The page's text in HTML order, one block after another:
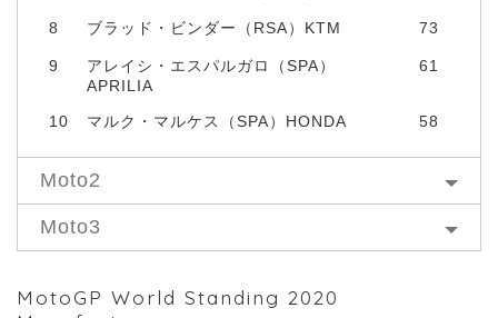
8 ブラッド・ビンダー（RSA）KTM 73
9
アレイシ・エスパルガロ（SPA）
APRILIA
61
10 マルク・マルケス（SPA）HONDA 58
Moto2
Moto3
MotoGP World Standing 2020